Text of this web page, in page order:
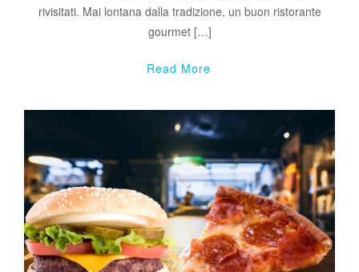
rivisitati. Mai lontana dalla tradizione, un buon ristorante
gourmet […]
Read More